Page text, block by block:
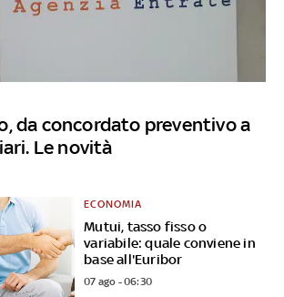
da concordato preventivo a
Le novità
Mutui, tasso fisso o
variabile: quale conviene in
base all'Euribor
ECONOMIA
07 ago - 06:30